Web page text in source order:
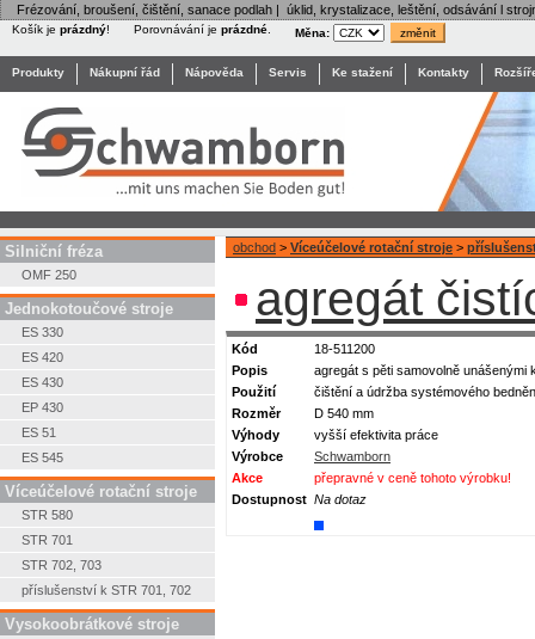
Frézování, broušení, čištění, sanace podlah | úklid, krystalizace, leštění, odsávání l
Košík je prázdný! Porovnávání je prázdné Měna:
Produkty Nákupní řád Nápověda Servis Ke stažení Kontakty
Silniční fréza
OMF 250
Jednokotoučové stroje
ES 330
ES 420
ES 430
EP 430
ES 51
ES 545
Víceúčelové rotační stroje
STR 580
STR 701
STR 702, 703
příslušenství k STR 701, 702
Vysokoobrátkové stroje
obchod > Víceúčelové rotační stroje >
agregát
Kód
18-511200
Popis
agregát s pěti samovolně unášenými
Použití
čištění a údržba systémového
Rozměr
D 540 mm
Výhody
vyšší efektivita práce
Výrobce
Schwamborn
Akce
přepravné v ceně tohoto výrobku!
Dostupnost Na dotaz